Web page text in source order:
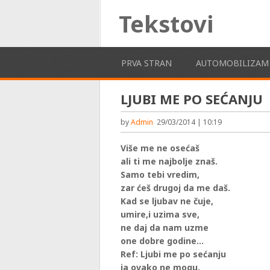
Tekstovi
PRVA STRAN AUTOMOBILIZAM
LJUBI ME PO SEĆANJU
byAdmin 29/03/2014 | 10:19
Više me ne osećaš
ali ti me najbolje znaš.
Samo tebi vredim,
zar ćeš drugoj da me daš.
Kad se ljubav ne čuje,
umire,i uzima sve,
ne daj da nam uzme
one dobre godine…
Ref: Ljubi me po sećanju
ja ovako ne mogu.